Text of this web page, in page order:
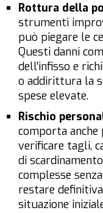
Rottura della
strumenti
può piegare le
Questi danni
dell’infisso e
o addirittura la
spese elevate.
Rischio
comporta anche
verificare tagli,
di
complesse
restare
situazione